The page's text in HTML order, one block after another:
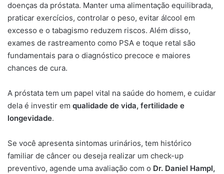
doenças da próstata. Manter uma alimentação equilibrada,
praticar exercícios, controlar o peso, evitar álcool em
excesso e o tabagismo reduzem riscos. Além disso,
exames de rastreamento como PSA e toque retal são
fundamentais para o diagnóstico precoce e maiores
chances de cura.
A próstata tem um papel vital na saúde do homem, e cuidar
dela é investir em qualidade de vida, fertilidade e
longevidade.
Se você apresenta sintomas urinários, tem histórico
familiar de câncer ou deseja realizar um check-up
preventivo, agende uma avaliação com o Dr. Daniel Hampl,